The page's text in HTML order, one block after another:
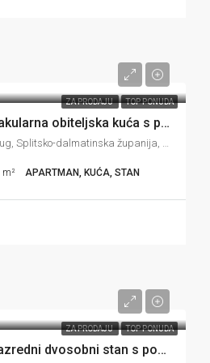
ZA PRODAJU TOP PONUDA
Okrug Gornji, spektakularna obiteljska kuća s prekrasnim pogledom i vrtom, 414 m2
Okrug Gornji, Općina Okrug, Splitsko-dalmatinska županija, 21223, Hrvatska
m² APARTMAN, KUĆA, STAN
ZA PRODAJU TOP PONUDA
Okrug Gornji, prvorazredni dvosobni stan s pogledom na more, 68 m2